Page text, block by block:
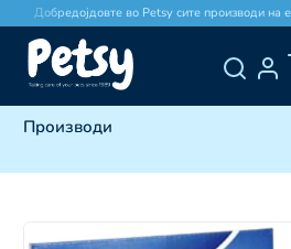
Добредојдовте во Petsy сите производи на
Производи